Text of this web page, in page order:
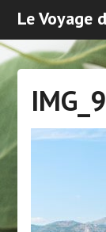
Le Voyage